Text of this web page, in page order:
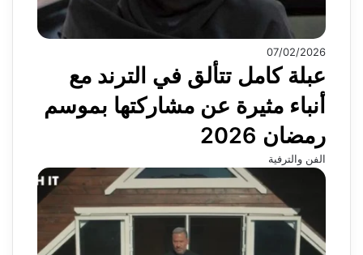
07/02/2026
عبلة كامل تتألق في الترند مع
أنباء مثيرة عن مشاركتها بموسم
رمضان 2026
الفن والترفية